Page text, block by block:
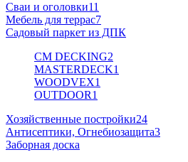
Сваи и оголовки11
Мебель для террас7
Садовый паркет из ДПК
CM DECKING2
MASTERDECK1
WOODVEX1
OUTDOOR1
Хозяйственные постройки24
Антисептики, Огнебиозащита3
Заборная доска